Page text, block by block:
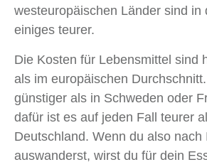
westeuropäischen Länder sind in
einiges teurer.
Die Kosten für Lebensmittel sind
als im europäischen
günstiger als in Schweden oder
dafür ist es auf jeden Fall teurer
Deutschland. Wenn du also nach
auswanderst, wirst du für dein